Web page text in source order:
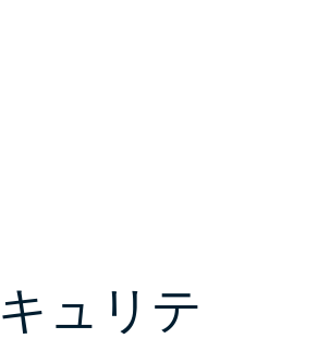
ュリテ